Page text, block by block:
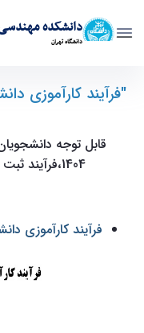
دانشکده
دانشگاه تهران
فرآیند کارآموزی
"فرآیند کارآموزی
قابل توجه
1404،فرآیند ثبت کارآموزی به شرح زیر می باشد:
فرآیند کارآموزی